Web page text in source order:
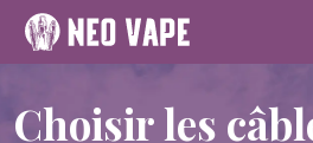
Choisir les